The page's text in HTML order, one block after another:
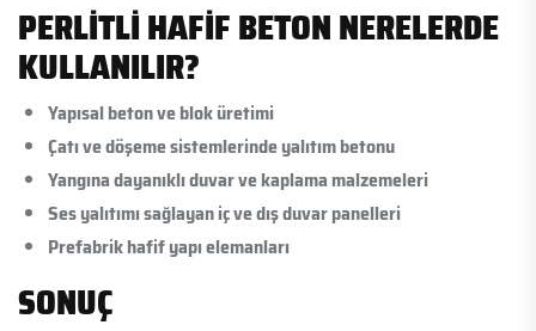
PERLITLI HAFIF BETON NERELERDE
KULLANILIR?
Yapısal beton ve blok üretimi
Çatı ve döşeme sistemlerinde yalıtım betonu
Yangına dayanıklı duvar ve kaplama malzemeleri
Ses yalıtımı sağlayan iç ve dış duvar panelleri
Prefabrik hafif yapı elemanları
SONUÇ